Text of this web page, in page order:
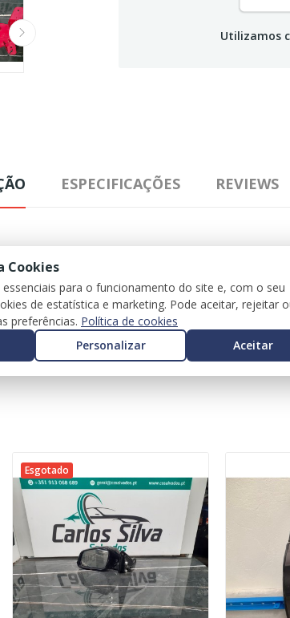
Utilizamos
ESPECIFICAÇÕES REVIEWS
Esgotado
Cookies
para o funcionamento do site e, com o seu
de estatística e marketing. Pode aceitar, rejeitar
preferências. Política de cookies
Personalizar Aceitar